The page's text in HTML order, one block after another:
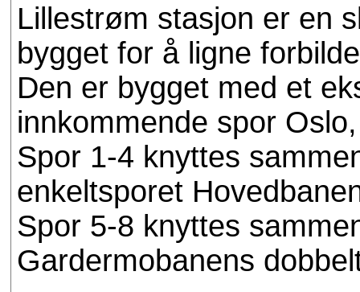
Lillestrøm stasjon er en
bygget for å ligne
Den er bygget med et
innkommende spor
Spor 1-4 knyttes
enkeltsporet
Spor 5-8 knyttes
Gardermobanens